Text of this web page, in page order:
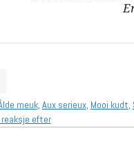
meuk, Aux serieux, Mooi kudt,
efter